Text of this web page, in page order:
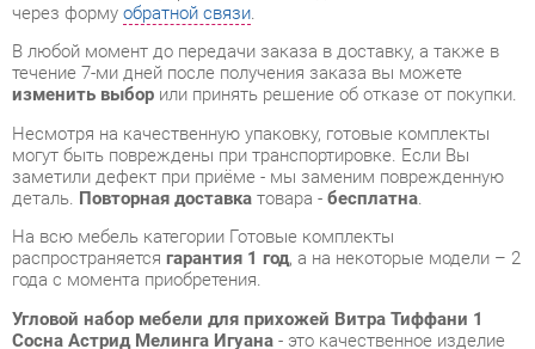
могут быть повреждены при транспортировке. Если Вы
заметили дефект при приёме - мы заменим поврежденную
деталь.Повторная доставкатовара -бесплатна.
На всю мебель категории Готовые комплекты
года с момента приобретения.
Угловой набор мебели для прихожей Витра Тиффани 1
Сосна Астрид Мелинга Игуана- это качественное изделие
государственному стандарту.
Надеемся, вы останетесь довольны вашим приобретением, и
будем рады, если вы оставите отзыв об опыте его
использования, который поможет сориентироваться нашим
будущим покупателям.